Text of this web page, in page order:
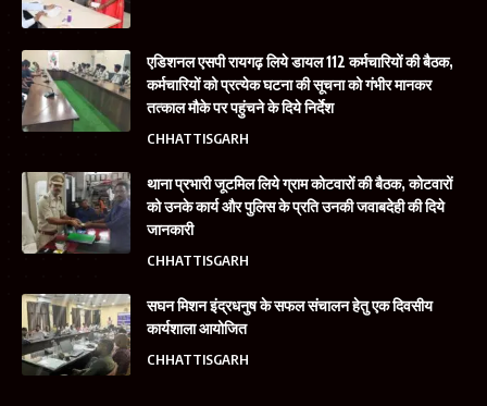
एडिशनल एसपी रायगढ़ लिये डायल 112 कर्मचारियों की बैठक,
कर्मचारियों को प्रत्येक घटना की सूचना को गंभीर मानकर
तत्काल मौके पर पहुंचने के दिये निर्देश
CHHATTISGARH
थाना प्रभारी जूटमिल लिये ग्राम कोटवारों की बैठक, कोटवारों
को उनके कार्य और पुलिस के प्रति उनकी जवाबदेही की दिये
जानकारी
CHHATTISGARH
सघन मिशन इंद्रधनुष के सफल संचालन हेतु एक दिवसीय
कार्यशाला आयोजित
CHHATTISGARH